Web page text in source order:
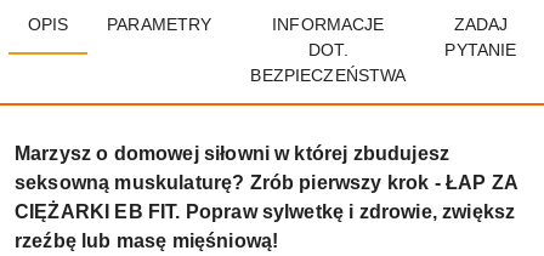
OPIS PARAMETRY
INFORMACJE
DOT.
BEZPIECZEŃSTWA
ZADAJ
PYTANIE
Marzysz o domowej siłowni w której zbudujesz
seksowną muskulaturę? Zrób pierwszy krok - ŁAP ZA
CIĘŻARKI EB FIT. Popraw sylwetkę i zdrowie, zwiększ
rzeźbę lub masę mięśniową!